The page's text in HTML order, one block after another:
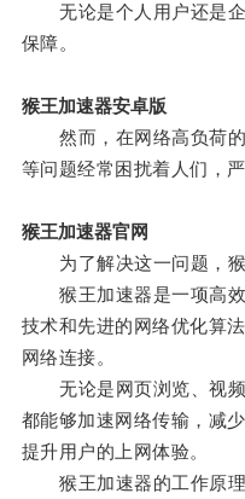
无论是个人用户还是企
保障。
猴王加速器安卓版
然而，在网络高负荷的
等问题经常困扰着人们，
猴王加速器官网
为了解决这一问题，猴
猴王加速器是一项高效
技术和先进的网络优化算
网络连接。
无论是网页浏览、视频
都能够加速网络传输，减
提升用户的上网体验。
猴王加速器的工作原理